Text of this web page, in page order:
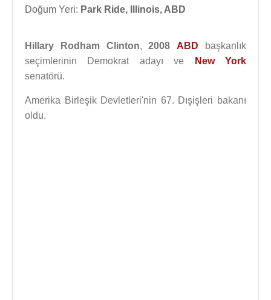
Doğum Yeri: Park Ride, Illinois, ABD
Hillary Rodham Clinton,2008 ABD başkanlık
seçimlerinin Demokrat adayı ve
New York
senatörü.
Amerika Birleşik Devletleri'nin 67. Dışişleri bakanı
oldu.